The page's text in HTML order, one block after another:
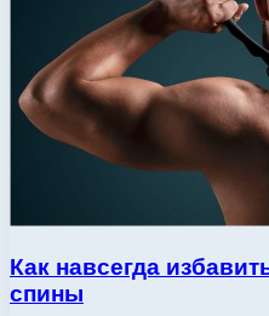
Как навсегда
спины